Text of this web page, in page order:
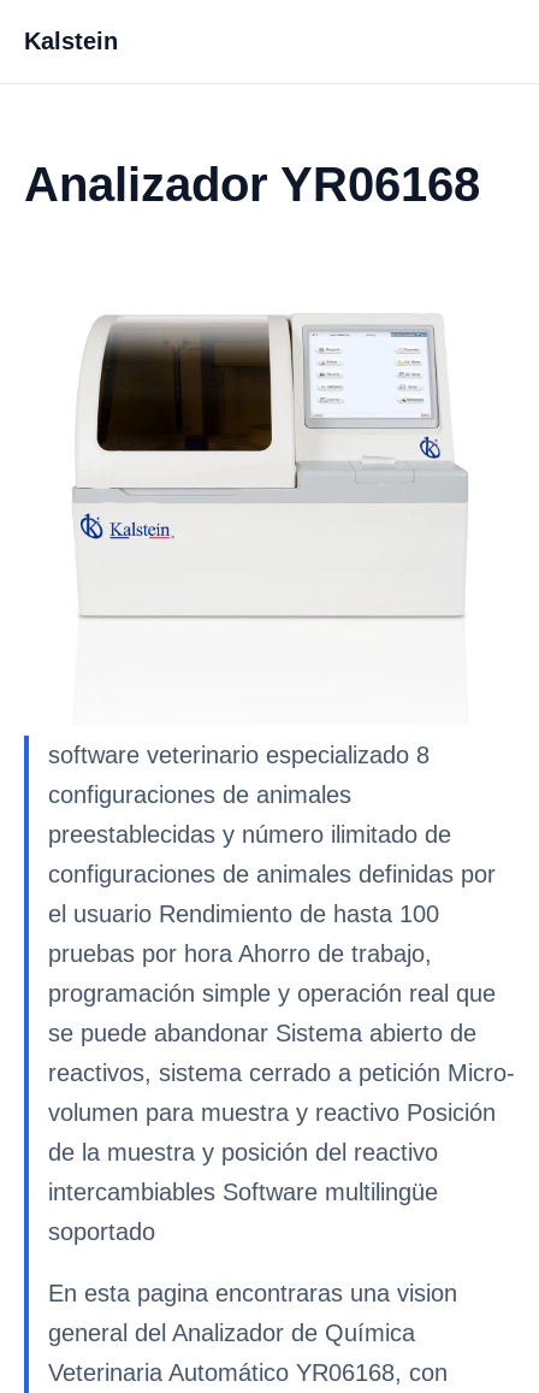
Kalstein
Analizador YR06168
software veterinario especializado 8
configuraciones de animales
preestablecidas y número ilimitado de
configuraciones de animales definidas por
el usuario Rendimiento de hasta 100
pruebas por hora Ahorro de trabajo,
programación simple y operación real que
se puede abandonar Sistema abierto de
reactivos, sistema cerrado a petición Micro-
volumen para muestra y reactivo Posición
de la muestra y posición del reactivo
intercambiables Software multilingüe
soportado
En esta pagina encontraras una vision
general del Analizador de Química
Veterinaria Automático YR06168, con